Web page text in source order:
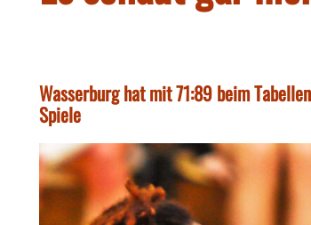
Wasserburg hat mit 71:89 beim
Spiele